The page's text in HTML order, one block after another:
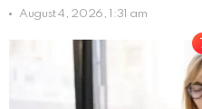
August 4, 2026, 1:31 am